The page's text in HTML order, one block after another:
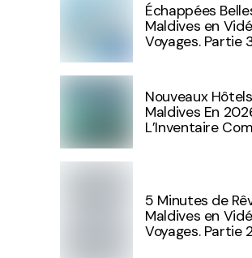
Échappées
Maldives en
Voyages. Partie
Nouveaux
Maldives En
L’Inventaire
5 Minutes de
Maldives en
Voyages. Partie 2